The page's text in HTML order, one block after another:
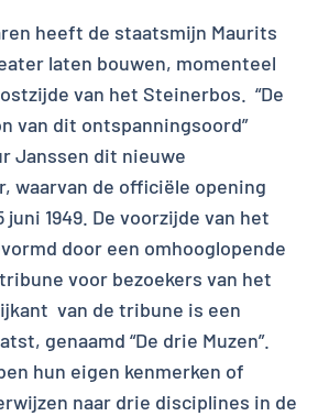
heeft de staatsmijn Maurits
laten bouwen, momenteel
van het Steinerbos. “De
van dit ontspanningsoord”
Janssen dit nieuwe
waarvan de officiële opening
juni 1949. De voorzijde van het
door een omhooglopende
voor bezoekers van het
van de tribune is een
genaamd “De drie Muzen”.
hun eigen kenmerken of
naar drie disciplines in de